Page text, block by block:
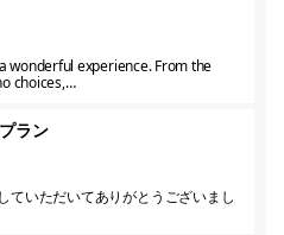
wonderful experience. From the
choices,…
ラン
ていただいてありがとうございまし